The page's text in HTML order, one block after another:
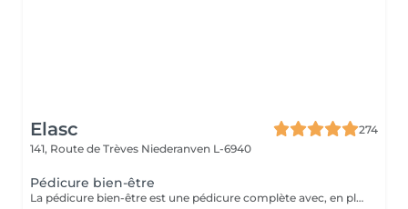
Elasc
274
141, Route de Trèves Niederanven L-6940
Pédicure bien-être
La pédicure bien-être est une pédicure complète avec, en plus, un gommage et une pause de masque.